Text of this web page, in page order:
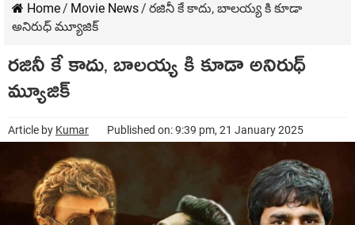
Home/ Movie News/ రజినీ కే కాదు, బాలయ్య కి కూడా
అనిరుధ్ మ్యూజిక్
రజినీ కే కాదు, బాలయ్య కి కూడా అనిరుధ్
మ్యూజిక్
Article by Kumar Published on: 9:39 pm, 21 January 2025